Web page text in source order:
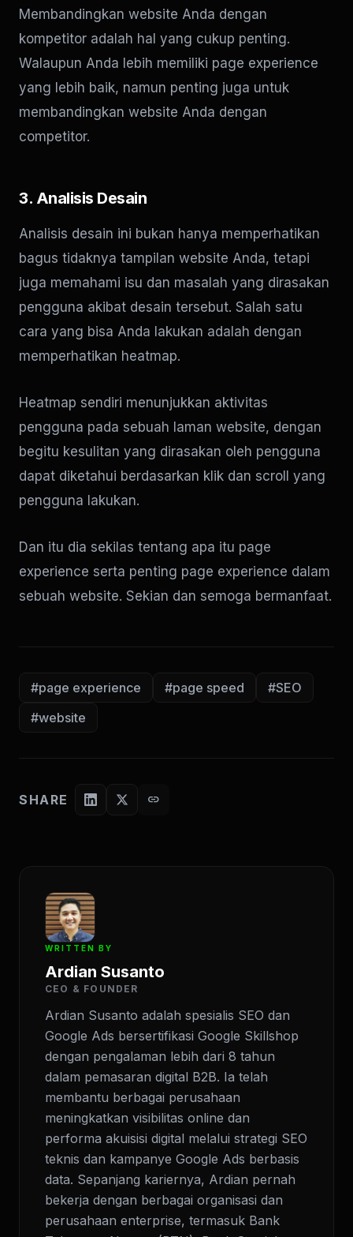
Membandingkan website Anda dengan
kompetitor adalah hal yang cukup penting.
Walaupun Anda lebih memiliki page experience
yang lebih baik, namun penting juga untuk
membandingkan website Anda dengan
competitor.
3. Analisis Desain
Analisis desain ini bukan hanya memperhatikan
bagus tidaknya tampilan website Anda, tetapi
juga memahami isu dan masalah yang dirasakan
pengguna akibat desain tersebut. Salah satu
cara yang bisa Anda lakukan adalah dengan
memperhatikan heatmap.
Heatmap sendiri menunjukkan aktivitas
pengguna pada sebuah laman website, dengan
begitu kesulitan yang dirasakan oleh pengguna
dapat diketahui berdasarkan klik dan scroll yang
pengguna lakukan.
Dan itu dia sekilas tentang apa itu page
experience serta penting page experience dalam
sebuah website. Sekian dan semoga bermanfaat.
#page experience #page speed
#SEO
#website
SHARE link
WRITTEN BY
Ardian Susanto
CEO & FOUNDER
Ardian Susanto adalah spesialis SEO dan
Google Ads bersertifikasi Google Skillshop
dengan pengalaman lebih dari 8 tahun
dalam pemasaran digital B2B. Ia telah
membantu berbagai perusahaan
meningkatkan visibilitas online dan
performa akuisisi digital melalui strategi SEO
teknis dan kampanye Google Ads berbasis
data. Sepanjang kariernya, Ardian pernah
bekerja dengan berbagai organisasi dan
perusahaan enterprise, termasuk Bank